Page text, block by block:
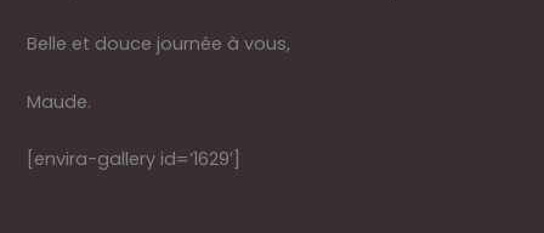
Belle et douce journée à vous,
Maude.
[envira-gallery id=’1629′]